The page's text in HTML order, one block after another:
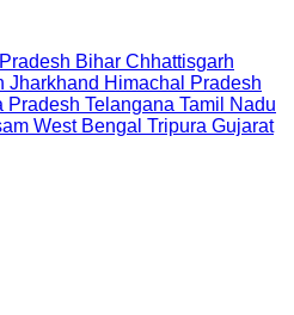
Bihar Chhattisgarh
Jharkhand Himachal Pradesh
Pradesh Telangana Tamil Nadu
West Bengal Tripura Gujarat